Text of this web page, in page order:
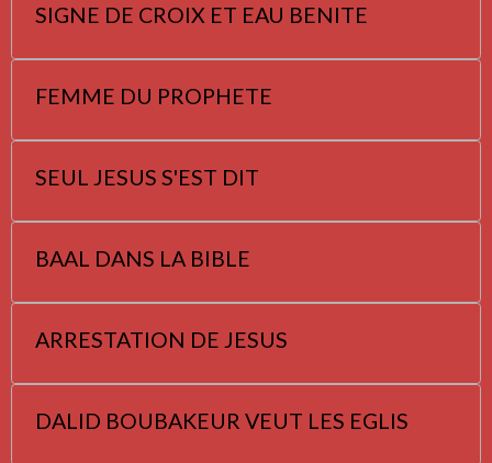
SIGNE DE CROIX ET EAU BENITE
FEMME DU PROPHETE
SEUL JESUS S'EST DIT
BAAL DANS LA BIBLE
ARRESTATION DE JESUS
DALID BOUBAKEUR VEUT LES EGLIS